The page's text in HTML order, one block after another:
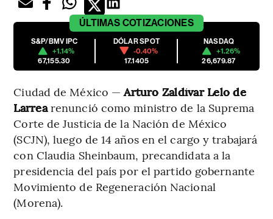
ÚLTIMAS COTIZACIONES
S&P/BMV IPC
+1.14%
67,155.30
DÓLAR SPOT
-0.40%
17.1405
NASDAQ
+1.26%
26,679.87
Ciudad de México —Arturo Zaldívar Lelo de
Larrearenunció como ministro de la Suprema
Corte de Justicia de la Nación de México
(SCJN), luego de 14 años en el cargo y trabajará
con Claudia Sheinbaum, precandidata a la
presidencia del país por el partido gobernante
Movimiento de Regeneración Nacional
(Morena).